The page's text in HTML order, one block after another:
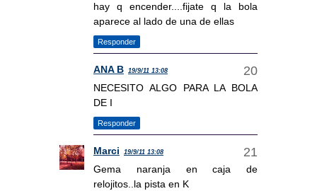
hay q encender....fijate q la bola
aparece al lado de una de ellas
Responder
ANA B 19/9/11 13:08
NECESITO ALGO PARA LA BOLA
DE I
Responder
Marci 19/9/11 13:08
Gema naranja en caja de
relojitos..la pista en K